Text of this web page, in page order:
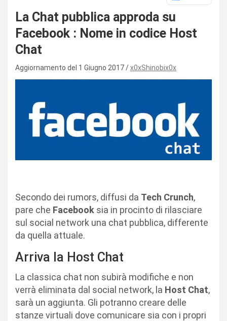
La Chat pubblica approda su
Facebook : Nome in codice Host
Chat
Aggiornamento del 1 Giugno 2017 x0xShinobix0x
Secondo dei rumors, diffusi da Tech Crunch,
pare che Facebook sia in procinto di rilasciare
sul social network una chat pubblica, differente
da quella attuale.
Arriva la Host Chat
La classica chat non subirà modifiche e non
verrà eliminata dal social network, la Host Chat,
sarà un aggiunta. Gli potranno creare delle
stanze virtuali dove comunicare sia con i propri